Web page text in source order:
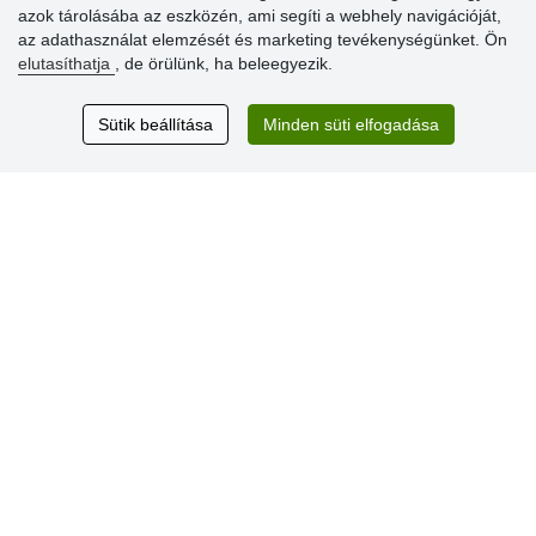
» Súgó
Vásárlók
értékelése
azok tárolásába az eszközén, ami segíti a webhely navigációját,
az adathasználat elemzését és marketing tevékenységünket. Ön
elutasíthatja
, de örülünk, ha beleegyezik.
Sütik beállítása Minden süti elfogadása